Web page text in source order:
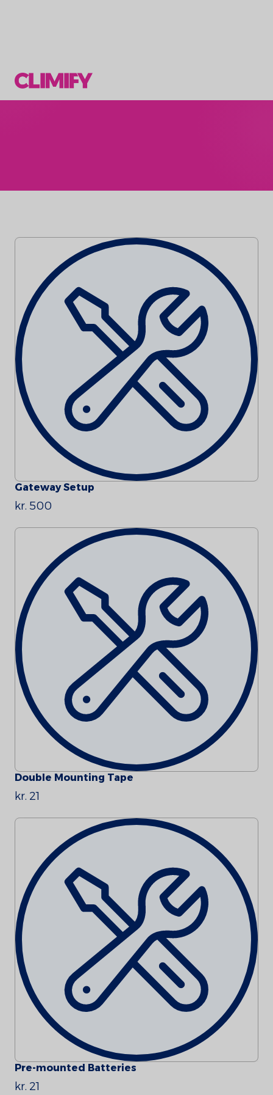
Gateway Setup
kr. 500
Double Mounting Tape
kr. 21
Pre-mounted Batteries
kr. 21